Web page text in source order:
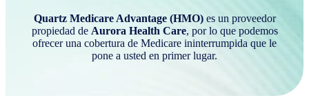
Quartz Medicare Advantage (HMO)es un proveedor
propiedad de Aurora Health Care, por lo que podemos
ofrecer una cobertura de Medicare ininterrumpida que le
pone a usted en primer lugar.